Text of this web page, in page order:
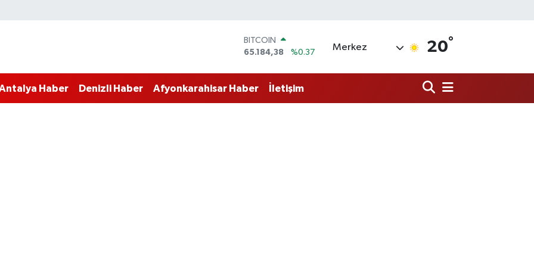
DOLAR
47,7239
%0.01
STERLİN
64,4329
%-0.02
Merkez 20°
Haber Denizli Haber Afyonkarahisar Haber İletişim